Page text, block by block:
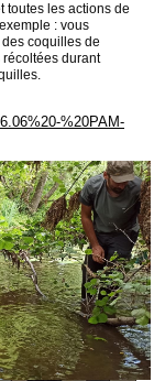
toutes les actions de
: vous
coquilles de
durant
%20PAM-